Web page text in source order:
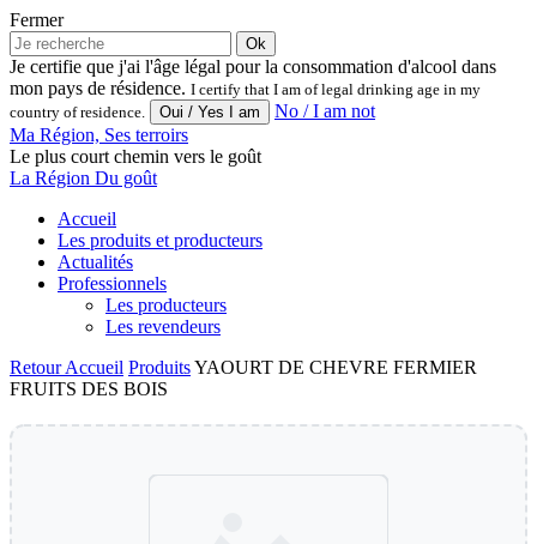
Fermer
Ok
Je certifie que j'ai l'âge légal pour la consommation d'alcool dans
mon pays de résidence. I certify that I am of legal drinking age in my
country of residence.
No / I am not
Ma Région, Ses terroirs
Le plus court chemin vers le goût
La Région Du goût
Accueil
Les produits et producteurs
Actualités
Professionnels
Les producteurs
Les revendeurs
RetourAccueil ProduitsYAOURT DE CHEVRE FERMIER
FRUITS DES BOIS